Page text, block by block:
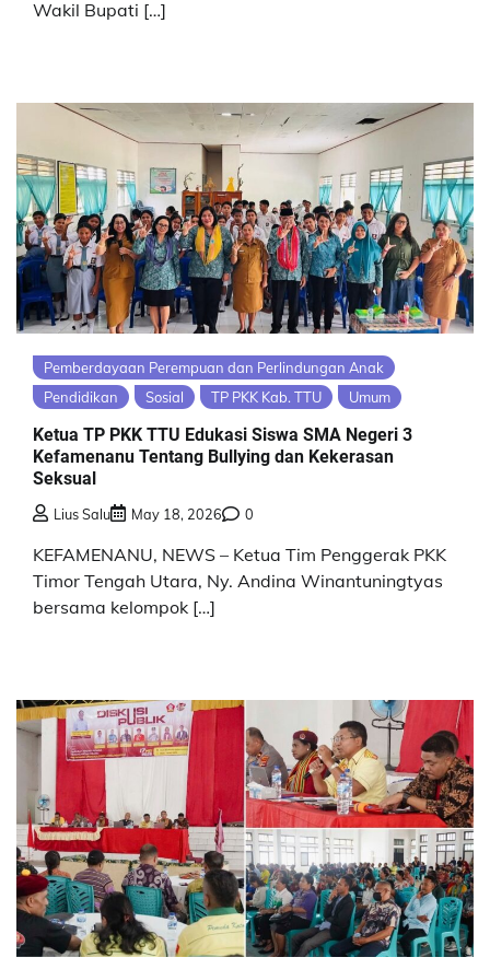
Wakil Bupati […]
Pemberdayaan Perempuan dan Perlindungan Anak
Pendidikan
Sosial TP PKK Kab. TTU Umum
Ketua TP PKK TTU Edukasi Siswa SMA Negeri 3
Kefamenanu Tentang Bullying dan Kekerasan
Seksual
Lius Salu May 18, 2026 0
KEFAMENANU, NEWS – Ketua Tim Penggerak PKK
Timor Tengah Utara, Ny. Andina Winantuningtyas
bersama kelompok […]